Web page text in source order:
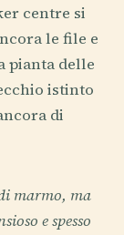
centre si
le file e
pianta delle
istinto
di
marmo, ma
e spesso